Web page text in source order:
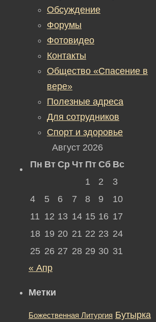
Обсуждение
Форумы
Фотовидео
Контакты
Общество «Спасение в
вере»
Полезные адреса
Для сотрудников
Спорт и здоровье
Август 2026
Пн Вт Ср Чт Пт Сб Вс
1
2
3
4
5 6 7 8 9
10
11 12 13 14 15 16 17
18 19 20 21 22 23 24
25 26 27 28 29 30 31
« Апр
Метки
Божественная Литургия Бутырка